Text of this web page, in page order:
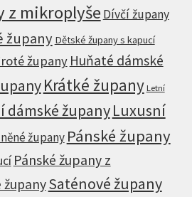
z mikroplyše Dívčí župany
župany Dětské župany s kapucí
župany Huňaté dámské
Krátké župany Letní
dámské županyLuxusní
župany Pánské župany
Pánské župany z
županySaténové župany